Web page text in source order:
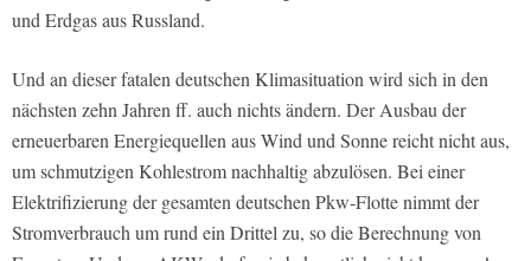
und Erdgas aus Russland.
Und an dieser fatalen deutschen Klimasituation wird sich in den
nächsten zehn Jahren ff. auch nichts ändern. Der Ausbau der
erneuerbaren Energiequellen aus Wind und Sonne reicht nicht aus,
um schmutzigen Kohlestrom nachhaltig abzulösen. Bei einer
Elektrifizierung der gesamten deutschen Pkw-Flotte nimmt der
Stromverbrauch um rund ein Drittel zu, so die Berechnung von